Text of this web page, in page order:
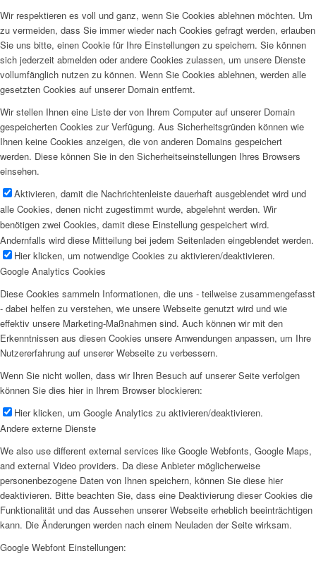
Wir respektieren es voll und ganz, wenn Sie Cookies ablehnen möchten. Um
zu vermeiden, dass Sie immer wieder nach Cookies gefragt werden, erlauben
Sie uns bitte, einen Cookie für Ihre Einstellungen zu speichern. Sie können
sich jederzeit abmelden oder andere Cookies zulassen, um unsere Dienste
vollumfänglich nutzen zu können. Wenn Sie Cookies ablehnen, werden alle
gesetzten Cookies auf unserer Domain entfernt.
Wir stellen Ihnen eine Liste der von Ihrem Computer auf unserer Domain
gespeicherten Cookies zur Verfügung. Aus Sicherheitsgründen können wie
Ihnen keine Cookies anzeigen, die von anderen Domains gespeichert
werden. Diese können Sie in den Sicherheitseinstellungen Ihres Browsers
einsehen.
Aktivieren, damit die Nachrichtenleiste dauerhaft ausgeblendet wird und
alle Cookies, denen nicht zugestimmt wurde, abgelehnt werden. Wir
benötigen zwei Cookies, damit diese Einstellung gespeichert wird.
Andernfalls wird diese Mitteilung bei jedem Seitenladen eingeblendet werden.
Hier klicken, um notwendige Cookies zu aktivieren/deaktivieren.
Google Analytics Cookies
Diese Cookies sammeln Informationen, die uns - teilweise zusammengefasst
- dabei helfen zu verstehen, wie unsere Webseite genutzt wird und wie
effektiv unsere Marketing-Maßnahmen sind. Auch können wir mit den
Erkenntnissen aus diesen Cookies unsere Anwendungen anpassen, um Ihre
Nutzererfahrung auf unserer Webseite zu verbessern.
Wenn Sie nicht wollen, dass wir Ihren Besuch auf unserer Seite verfolgen
können Sie dies hier in Ihrem Browser blockieren:
Hier klicken, um Google Analytics zu aktivieren/deaktivieren.
Andere externe Dienste
We also use different external services like Google Webfonts, Google Maps,
and external Video providers. Da diese Anbieter möglicherweise
personenbezogene Daten von Ihnen speichern, können Sie diese hier
deaktivieren. Bitte beachten Sie, dass eine Deaktivierung dieser Cookies die
Funktionalität und das Aussehen unserer Webseite erheblich beeinträchtigen
kann. Die Änderungen werden nach einem Neuladen der Seite wirksam.
Google Webfont Einstellungen: